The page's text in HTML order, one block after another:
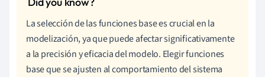
La selección de las funciones base es crucial en la
modelización, ya que puede afectar significativamente
a la precisión y eficacia del modelo. Elegir funciones
base que se ajusten al comportamiento del sistema